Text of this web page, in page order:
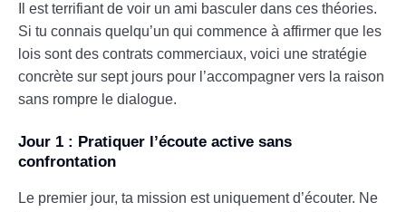
Il est terrifiant de voir un ami basculer dans ces théories.
Si tu connais quelqu’un qui commence à affirmer que les
lois sont des contrats commerciaux, voici une stratégie
concrète sur sept jours pour l’accompagner vers la raison
sans rompre le dialogue.
Jour 1 : Pratiquer l’écoute active sans
confrontation
Le premier jour, ta mission est uniquement d’écouter. Ne